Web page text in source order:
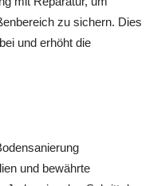
zu sichern. Dies
und erhöht die
und bewährte